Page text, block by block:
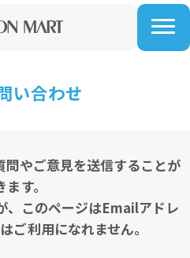
い合わせ
問やご意見を送信することが
ます。
、このページはEmailアドレ
ご利用になれません。